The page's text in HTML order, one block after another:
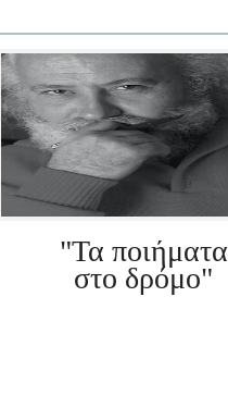
"Τα ποιήματα
στο δρόμο"